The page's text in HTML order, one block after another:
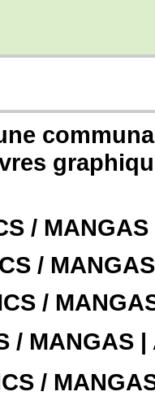
/
/
/
/ MANGAS |
/